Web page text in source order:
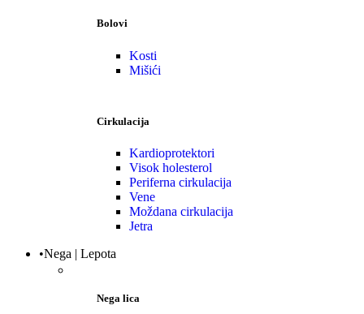
Bolovi
Kosti
Mišići
Cirkulacija
Kardioprotektori
Visok holesterol
Periferna cirkulacija
Vene
Moždana cirkulacija
Jetra
•Nega | Lepota
Nega lica